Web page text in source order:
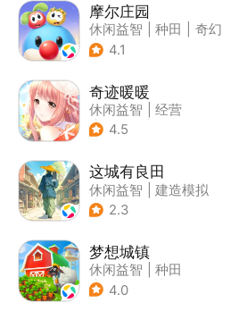
摩尔庄园
休闲益智 种田
奇幻
| 摩尔庄园
4.1
奇迹暖暖
休闲益智
经营
| 美少女
4.5
这城有良田
休闲益智
建造模拟
| 架空历史
2.3
梦想城镇
休闲益智
种田
| 田园生活
4.0